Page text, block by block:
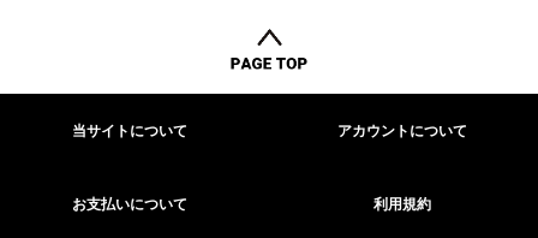
当サイトについて アカウントについて
お支払いについて 利用規約